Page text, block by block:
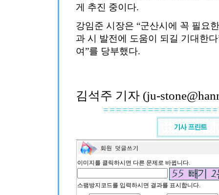
게 추진 중이다.
강임준 시장은 “군산시에 꼭 필요
과 시 발전에 도움이 되길 기대한
여”를 당부했다.
김석주 기자 (ju-
이미지를 클릭하시면 다른 문제로 바뀝니다.
스팸방지코드를 입력하시면 결과를 표시합니다.